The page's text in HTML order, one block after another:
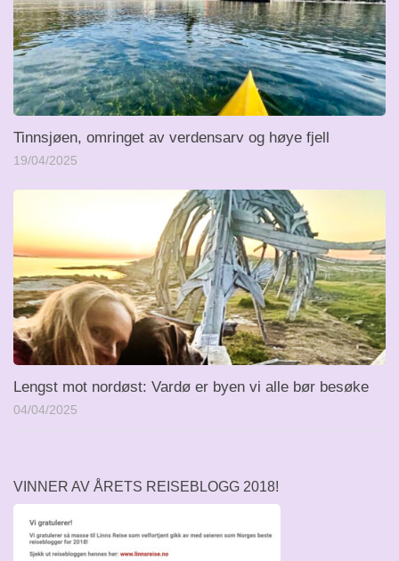
Tinnsjøen, omringet av verdensarv og høye fjell
19/04/2025
Lengst mot nordøst: Vardø er byen vi alle bør besøke
04/04/2025
VINNER AV ÅRETS REISEBLOGG 2018!